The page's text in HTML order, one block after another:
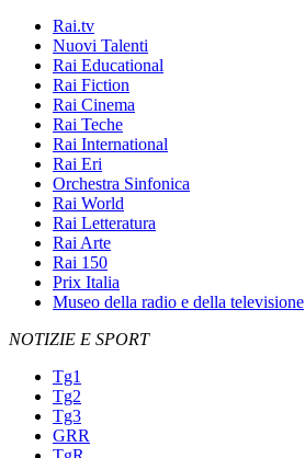
Rai.tv
Nuovi Talenti
Rai Educational
Rai Fiction
Rai Cinema
Rai Teche
Rai International
Rai Eri
Orchestra Sinfonica
Rai World
Rai Letteratura
Rai Arte
Rai 150
Prix Italia
Museo della radio e della televisione
NOTIZIE E SPORT
Tg1
Tg2
Tg3
GRR